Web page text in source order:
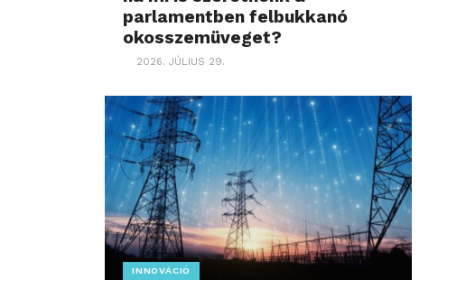
parlamentben felbukkanó
okosszemüveget?
2026. JÚLIUS 29.
INNOVÁCIÓ